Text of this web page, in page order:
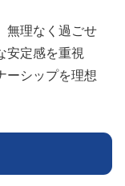
無理なく過ごせ
安定感を重視
ーシップを理想